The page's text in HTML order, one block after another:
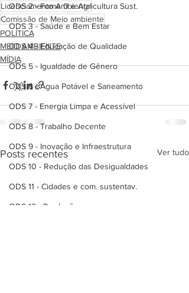
ODS 2 - Fome 0 e Agricultura Sust.
ODS 3 - Saúde e Bem Estar
ODS 4 - Educação de Qualidade
ODS 5 - Igualdade de Gênero
ODS 6 - Água Potável e Saneamento
ODS 7 - Energia Limpa e Acessível
ODS 8 - Trabalho Decente
ODS 9 - Inovação e Infraestrutura
ODS 10 - Redução das Desigualdades
ODS 11 - Cidades e com. sustentav.
ODS 12 - Produção e consumo respons
Licenciamento Ambiental
Comissão de Meio ambiente
POLÍTICA
MEIO AMBIENTE
MÍDIA
Posts recentes Ver tudo